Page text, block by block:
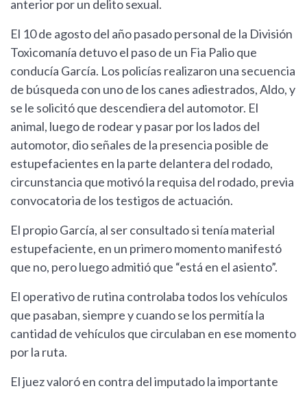
anterior por un delito sexual.
El 10 de agosto del año pasado personal de la División
Toxicomanía detuvo el paso de un Fia Palio que
conducía García. Los policías realizaron una secuencia
de búsqueda con uno de los canes adiestrados, Aldo, y
se le solicitó que descendiera del automotor. El
animal, luego de rodear y pasar por los lados del
automotor, dio señales de la presencia posible de
estupefacientes en la parte delantera del rodado,
circunstancia que motivó la requisa del rodado, previa
convocatoria de los testigos de actuación.
El propio García, al ser consultado si tenía material
estupefaciente, en un primero momento manifestó
que no, pero luego admitió que “está en el asiento”.
El operativo de rutina controlaba todos los vehículos
que pasaban, siempre y cuando se los permitía la
cantidad de vehículos que circulaban en ese momento
por la ruta.
El juez valoró en contra del imputado la importante